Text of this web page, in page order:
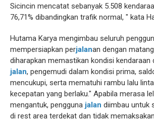
Sicincin mencatat sebanyak 5.508
76,71% dibandingkan trafik normal, " kata
Hutama Karya mengimbau seluruh
mempersiapkan perjalanan dengan
diharapkan memastikan kondisi kendaraan
jalan, pengemudi dalam kondisi prima,
mencukupi, serta mematuhi rambu lalu
kecepatan yang berlaku." Apabila merasa
mengantuk, pengguna jalan diimbau untuk
di rest area terdekat dan tidak